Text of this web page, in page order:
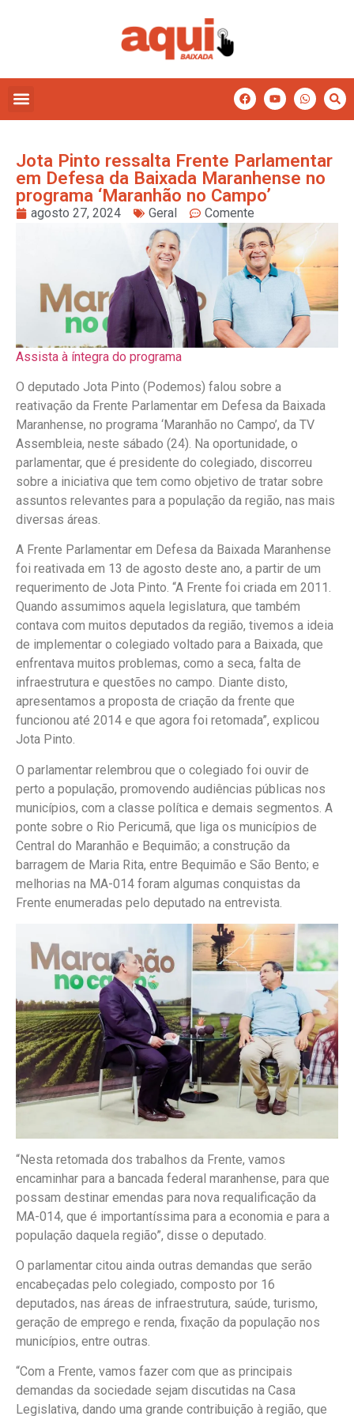
Jota Pinto ressalta Frente Parlamentar
em Defesa da Baixada Maranhense no
programa ‘Maranhão no Campo’
agosto 27, 2024 Geral Comente
Assista à íntegra do programa
O deputado Jota Pinto (Podemos) falou sobre a
reativação da Frente Parlamentar em Defesa da Baixada
Maranhense, no programa ‘Maranhão no Campo’, da TV
Assembleia, neste sábado (24). Na oportunidade, o
parlamentar, que é presidente do colegiado, discorreu
sobre a iniciativa que tem como objetivo de tratar sobre
assuntos relevantes para a população da região, nas mais
diversas áreas.
A Frente Parlamentar em Defesa da Baixada Maranhense
foi reativada em 13 de agosto deste ano, a partir de um
requerimento de Jota Pinto. “A Frente foi criada em 2011.
Quando assumimos aquela legislatura, que também
contava com muitos deputados da região, tivemos a ideia
de implementar o colegiado voltado para a Baixada, que
enfrentava muitos problemas, como a seca, falta de
infraestrutura e questões no campo. Diante disto,
apresentamos a proposta de criação da frente que
funcionou até 2014 e que agora foi retomada”, explicou
Jota Pinto.
O parlamentar relembrou que o colegiado foi ouvir de
perto a população, promovendo audiências públicas nos
municípios, com a classe política e demais segmentos. A
ponte sobre o Rio Pericumã, que liga os municípios de
Central do Maranhão e Bequimão; a construção da
barragem de Maria Rita, entre Bequimão e São Bento; e
melhorias na MA-014 foram algumas conquistas da
Frente enumeradas pelo deputado na entrevista.
“Nesta retomada dos trabalhos da Frente, vamos
encaminhar para a bancada federal maranhense, para que
possam destinar emendas para nova requalificação da
MA-014, que é importantíssima para a economia e para a
população daquela região”, disse o deputado.
O parlamentar citou ainda outras demandas que serão
encabeçadas pelo colegiado, composto por 16
deputados, nas áreas de infraestrutura, saúde, turismo,
geração de emprego e renda, fixação da população nos
municípios, entre outras.
“Com a Frente, vamos fazer com que as principais
demandas da sociedade sejam discutidas na Casa
Legislativa, dando uma grande contribuição à região, que